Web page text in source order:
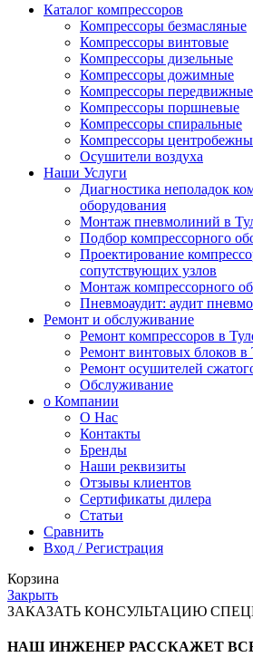
Каталог компрессоров
Компрессоры безмасляные
Компрессоры винтовые
Компрессоры дизельные
Компрессоры дожимные
Компрессоры передвижные
Компрессоры поршневые
Компрессоры спиральные
Компрессоры
Осушители воздуха
Наши Услуги
Диагностика неполадок
оборудования
Монтаж пневмолиний в
Подбор компрессорного
Проектирование
сопутствующих узлов
Монтаж компрессорного
Пневмоаудит: аудит
Ремонт и обслуживание
Ремонт компрессоров в
Ремонт винтовых блоков в
Ремонт осушителей
Обслуживание
о Компании
О Нас
Контакты
Бренды
Наши реквизиты
Отзывы клиентов
Сертификаты дилера
Статьи
Сравнить
Вход / Регистрация
Корзина
Закрыть
ЗАКАЗАТЬ КОНСУЛЬТАЦИЮ
НАШ ИНЖЕНЕР РАССКАЖЕТ